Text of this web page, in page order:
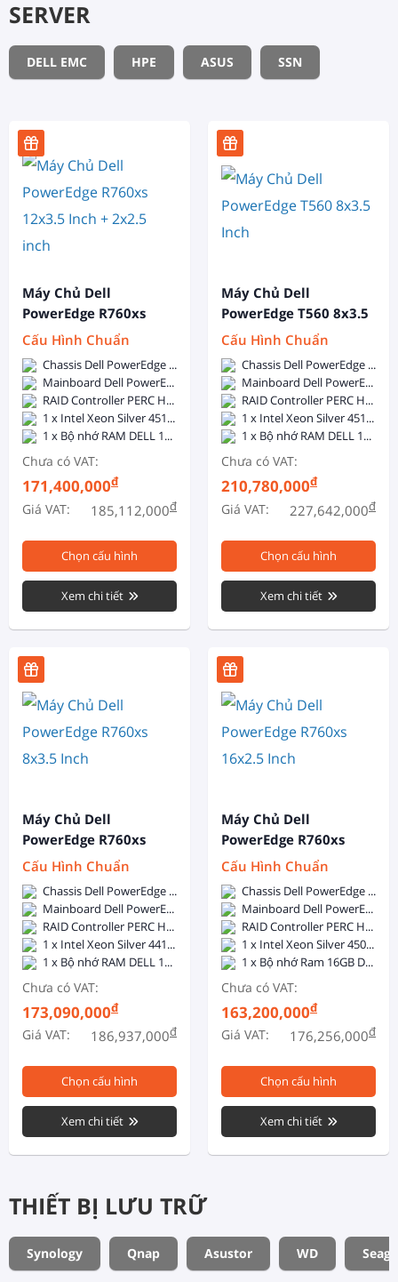
SERVER
DELL EMC HPE ASUS SSN
Máy Chủ Dell
PowerEdge R760xs
12x3.5 Inch + 2x2.5
Inch
Cấu Hình Chuẩn
Chassis Dell PowerEdge R760xs 12x3.5 inch + 2x2.5 inch - 2x800W Hotplug
Mainboard Dell PowerEdge R760xs
RAID Controller PERC H755
1 x Intel Xeon Silver 4510 (12C/24T, 2.4GHz, 30MB Cache, 150W, DDR5-4400)
1 x Bộ nhớ RAM DELL 16GB DDR5 5600MHz ECC Registered DIMM
Chưa có VAT:
171,400,000đ
Giá VAT: 185,112,000đ
Chọn cấu hình
Xem chi tiết
Máy Chủ Dell
PowerEdge T560 8x3.5
Inch
Cấu Hình Chuẩn
Chassis Dell PowerEdge T560 8x3.5inch - 1 x 1400W Hot Plug PSU
Mainboard Dell PowerEdge T560
RAID Controller PERC H755
1 x Intel Xeon Silver 4510 (12C/24T, 2.4GHz, 30MB Cache, 150W, DDR5-4400)
1 x Bộ nhớ RAM DELL 16GB DDR5 5600MHz ECC Registered DIMM
Chưa có VAT:
210,780,000đ
Giá VAT: 227,642,000đ
Chọn cấu hình
Xem chi tiết
Máy Chủ Dell
PowerEdge R760xs
8x3.5 Inch
Cấu Hình Chuẩn
Chassis Dell PowerEdge R760xs 8x3.5-inch - Dual, Hot-plug, Power Supply Redundant (1+1), 800W
Mainboard Dell PowerEdge R760xs
RAID Controller PERC H755
1 x Intel Xeon Silver 4410Y (12C/24T, 2.0GHz, 30MB Cache, 150W, DDR5-4000)
1 x Bộ nhớ RAM DELL 16GB DDR5 5600MHz ECC Registered DIMM
Chưa có VAT:
173,090,000đ
Giá VAT: 186,937,000đ
Chọn cấu hình
Xem chi tiết
Máy Chủ Dell
PowerEdge R760xs
16x2.5 Inch
Cấu Hình Chuẩn
Chassis Dell PowerEdge R760xs 16x2.5-inch - Dual, Hot-plug, Power Supply Redundant (1+1), 800W
Mainboard Dell PowerEdge R760xs
RAID Controller PERC H755
1 x Intel Xeon Silver 4509Y (8C/16T, 2.6GHz, 22.5MB Cache, 125W, DDR5-4400)
1 x Bộ nhớ Ram 16GB DDR5 5600 ECC RDIMM
Chưa có VAT:
163,200,000đ
Giá VAT: 176,256,000đ
Chọn cấu hình
Xem chi tiết
THIẾT BỊ LƯU TRỮ
Synology Qnap Asustor WD